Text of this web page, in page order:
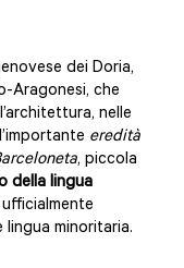
dei Doria,
Aragonesi, che
nelle
eredità
, piccola
della lingua
minoritaria.